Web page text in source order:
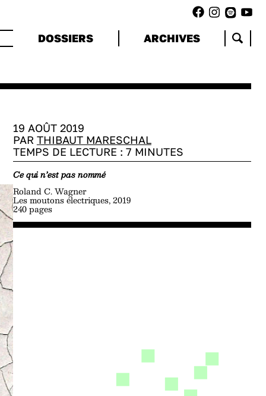
DOSSIERS ARCHIVES
19 AOÛT 2019
PAR THIBAUT MARESCHAL
TEMPS DE LECTURE : 7 MINUTES
Ce qui n’est pas nommé
Roland C. Wagner
Les moutons électriques, 2019
240 pages